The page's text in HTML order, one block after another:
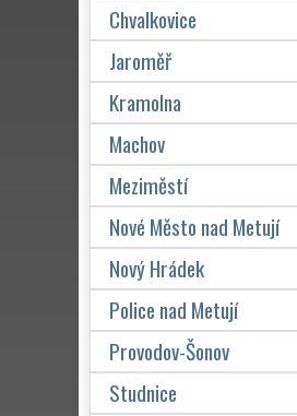
Chvalkovice
Jaroměř
Kramolna
Machov
Meziměstí
Nové Město nad Metují
Nový Hrádek
Police nad Metují
Provodov-Šonov
Studnice